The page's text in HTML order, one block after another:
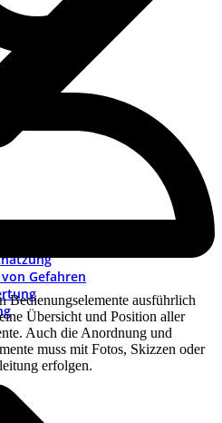
Gefahren
Bedienungselemente ausführlich
Übersicht und Position aller
Auch die Anordnung und
muss mit Fotos, Skizzen oder
erfolgen.